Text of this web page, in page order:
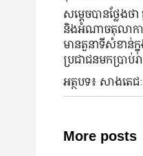
សម្តេចបានថ្លែង
និងអំណាចតុលាការ
មានតួនាទីសំខាន់ក្
ប្រជាជនមកប្រាប់
អត្ថបទ៖ សាងតេជ
More posts